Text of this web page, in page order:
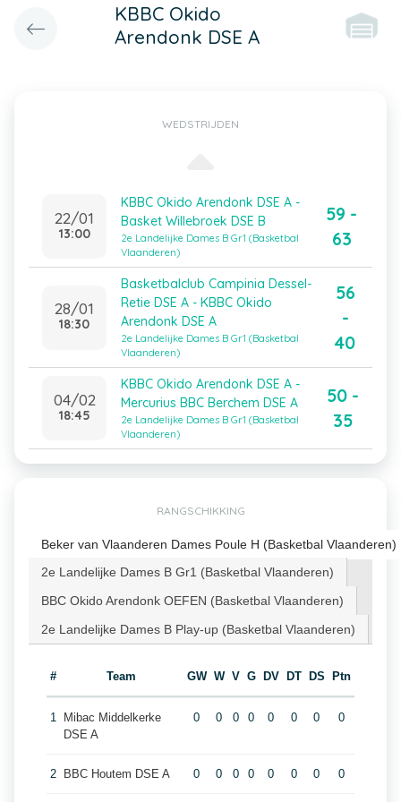
KBBC Okido
Arendonk DSE A
WEDSTRIJDEN
22/01
13:00
KBBC Okido Arendonk DSE A -
Basket Willebroek DSE B
2e Landelijke Dames B Gr1 (Basketbal
Vlaanderen)
59 -
63
28/01
18:30
Basketbalclub Campinia Dessel-
Retie DSE A - KBBC Okido
Arendonk DSE A
2e Landelijke Dames B Gr1 (Basketbal
Vlaanderen)
56
-
40
04/02
18:45
KBBC Okido Arendonk DSE A -
Mercurius BBC Berchem DSE A
2e Landelijke Dames B Gr1 (Basketbal
Vlaanderen)
50 -
35
RANGSCHIKKING
Beker van Vlaanderen Dames Poule H (Basketbal Vlaanderen)
2e Landelijke Dames B Gr1 (Basketbal Vlaanderen)
BBC Okido Arendonk OEFEN (Basketbal Vlaanderen)
2e Landelijke Dames B Play-up (Basketbal Vlaanderen)
# Team GW W V G DV DT DS Ptn
1
Mibac Middelkerke
DSE A
0 0 0 0 0 0 0 0
2 BBC Houtem DSE A 0 0 0 0 0 0 0 0